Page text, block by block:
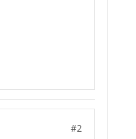
#2